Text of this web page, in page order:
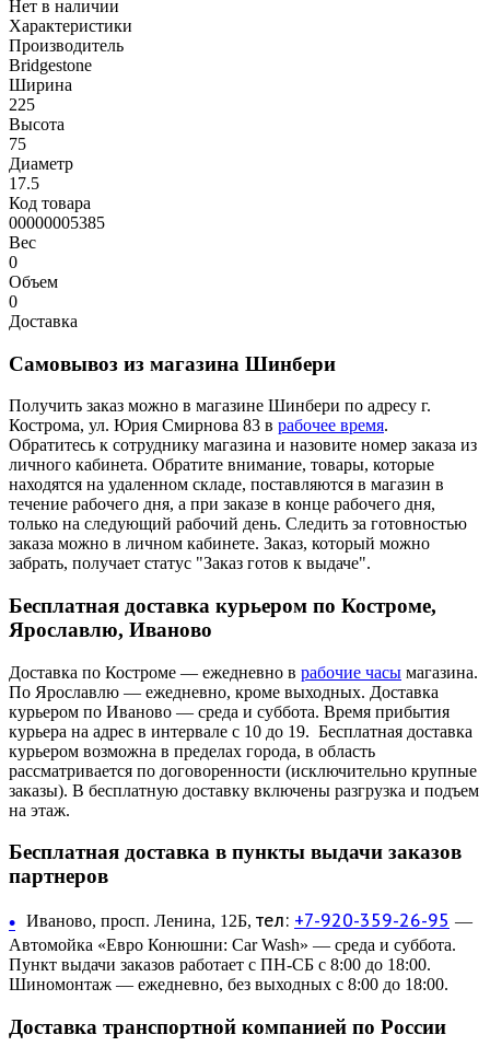
Нет в наличии
Характеристики
Производитель
Bridgestone
Ширина
225
Высота
75
Диаметр
17.5
Код товара
00000005385
Вес
0
Объем
0
Доставка
Самовывоз из магазина Шинбери
Получить заказ можно в магазине Шинбери по адресу г.
Кострома, ул. Юрия Смирнова 83 в рабочее время.
Обратитесь к сотруднику магазина и назовите номер заказа из
личного кабинета. Обратите внимание, товары, которые
находятся на удаленном складе, поставляются в магазин в
течение рабочего дня, а при заказе в конце рабочего дня,
только на следующий рабочий день. Следить за готовностью
заказа можно в личном кабинете. Заказ, который можно
забрать, получает статус "Заказ готов к выдаче".
Бесплатная доставка курьером по Костроме,
Ярославлю, Иваново
Доставка по Костроме — ежедневно в рабочие часы магазина.
По Ярославлю — ежедневно, кроме выходных. Доставка
курьером по Иваново — среда и суббота. Время прибытия
курьера на адрес в интервале с 10 до 19. Бесплатная доставка
курьером возможна в пределах города, в область
рассматривается по договоренности (исключительно крупные
заказы). В бесплатную доставку включены разгрузка и подъем
на этаж.
Бесплатная доставка в пункты выдачи заказов
партнеров
• Иваново, просп. Ленина, 12Б, тел: +7-920-359-26-95 —
Автомойка «Евро Конюшни: Car Wash» — среда и суббота.
Пункт выдачи заказов работает с ПН-СБ с 8:00 до 18:00.
Шиномонтаж — ежедневно, без выходных с 8:00 до 18:00.
Доставка транспортной компанией по России